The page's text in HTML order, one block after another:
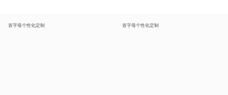
首字母个性化定制 首字母个性化定制